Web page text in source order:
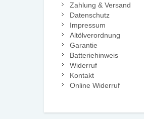
Zahlung & Versand
Datenschutz
Impressum
Altölverordnung
Garantie
Batteriehinweis
Widerruf
Kontakt
Online Widerruf